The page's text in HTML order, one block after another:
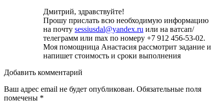
Дмитрий, здравствуйте!
Прошу прислать всю необходимую информацию
на почту sessiusdal@yandex.ru или на ватсап/
телеграмм или max по номеру +7 912 456-53-02.
Моя помощница Анастасия рассмотрит задание и
напишет стоимость и сроки выполнения
Добавить комментарий
Ваш адрес email не будет опубликован. Обязательные поля
помечены *